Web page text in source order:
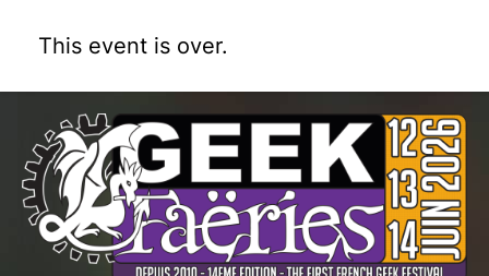
This event is over.